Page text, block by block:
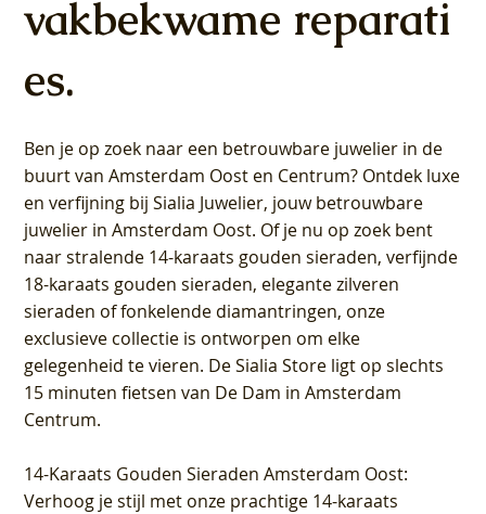
vakbekwame reparati
es.
Ben je op zoek naar een betrouwbare juwelier in de
buurt van Amsterdam Oost en Centrum? Ontdek luxe
en verfijning bij Sialia Juwelier, jouw betrouwbare
juwelier in Amsterdam Oost. Of je nu op zoek bent
naar stralende 14-karaats gouden sieraden, verfijnde
18-karaats gouden sieraden, elegante zilveren
sieraden of fonkelende diamantringen, onze
exclusieve collectie is ontworpen om elke
gelegenheid te vieren. De Sialia Store ligt op slechts
15 minuten fietsen van De Dam in Amsterdam
Centrum.
14-Karaats Gouden Sieraden Amsterdam Oost:
Verhoog je stijl met onze prachtige 14-karaats